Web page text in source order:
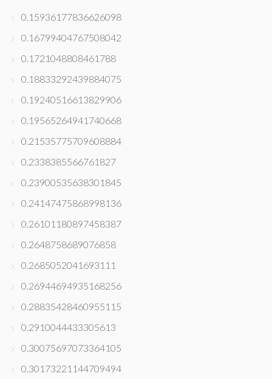
0.15936177836626098
0.16799404767508042
0.1721048808461788
0.18833292439884075
0.19240516613829906
0.19565264941740668
0.21535775709608884
0.2338385566761827
0.23900535638301845
0.24147475868998136
0.26101180897458387
0.2648758689076858
0.2685052041693111
0.26944694935168256
0.28835428460955115
0.2910044433305613
0.30075697073364105
0.30173221144709494